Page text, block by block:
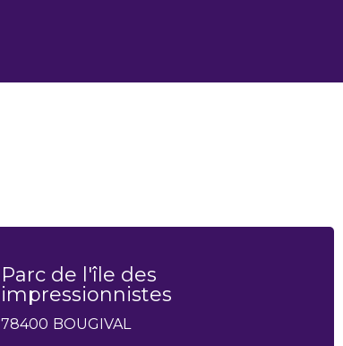
Parc de l'île des
impressionnistes
78400 BOUGIVAL